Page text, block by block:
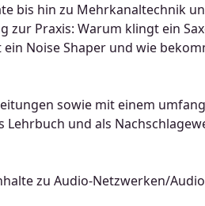
bis hin zu Mehrkanaltechnik
Praxis: Warum klingt ein
Noise Shaper und wie
sowie mit einem
und als
zu Audio-Netzwerken/